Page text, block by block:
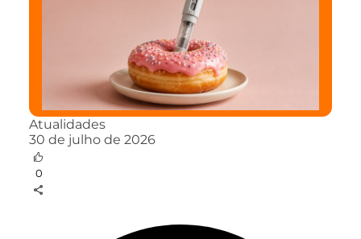
Atualidades
30 de julho de 2026
0